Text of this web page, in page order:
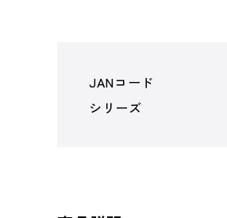
JANコード
シリーズ